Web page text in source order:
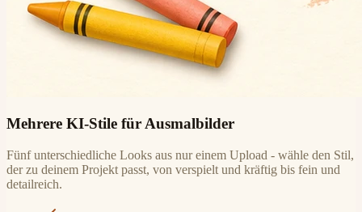
Mehrere KI-Stile für Ausmalbilder
Fünf unterschiedliche Looks aus nur einem Upload - wähle den Stil,
der zu deinem Projekt passt, von verspielt und kräftig bis fein und
detailreich.